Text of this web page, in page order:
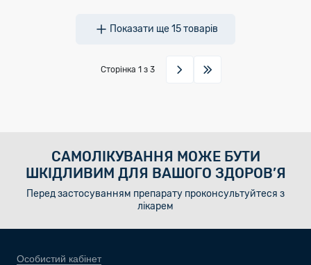
Показати ще15товарів
Сторінка 1 з 3
САМОЛІКУВАННЯ МОЖЕ БУТИ
ШКІДЛИВИМ ДЛЯ ВАШОГО ЗДОРОВ’Я
Перед застосуванням препарату проконсультуйтеся з
лікарем
Особистий кабінет